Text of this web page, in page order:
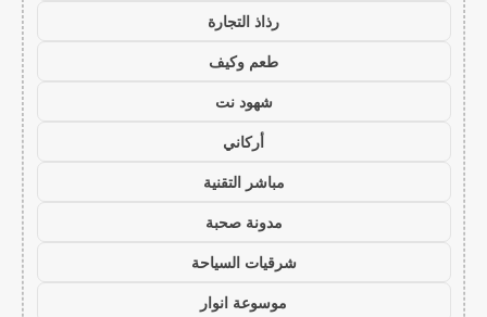
رذاذ التجارة
طعم وكيف
شهود نت
أركاني
مباشر التقنية
مدونة صحبة
شرقيات السياحة
موسوعة انوار